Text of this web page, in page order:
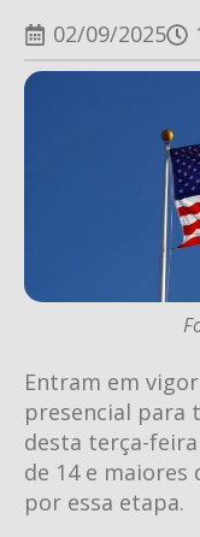
02/09/2025
Entram em
presencial para
desta terça-
de 14 e maiores
por essa etapa.